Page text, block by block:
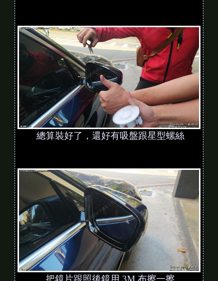
總算裝好了，還好有吸盤跟星型螺絲
把鏡片跟照後鏡用 3M 布擦一擦